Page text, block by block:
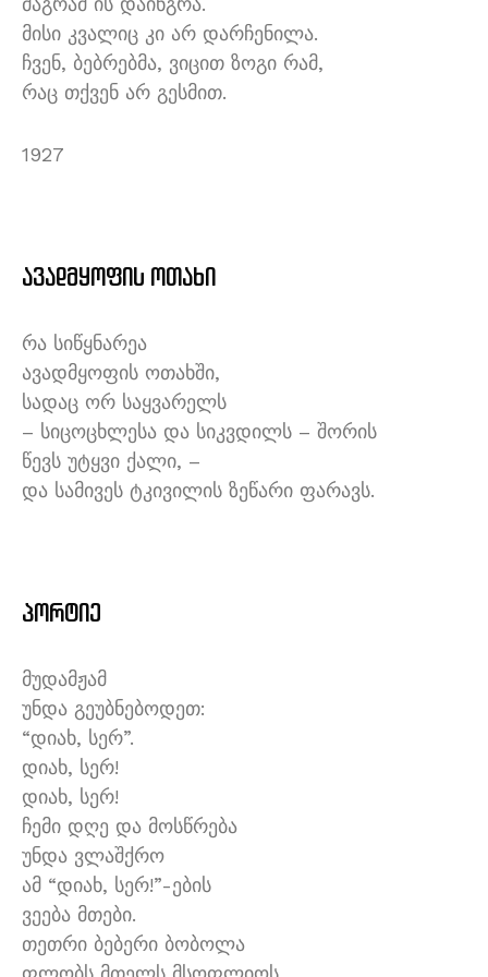
მისი კვალიც კი არ დარჩენილა.
ჩვენ, ბებრებმა, ვიცით ზოგი რამ,
რაც თქვენ არ გესმით.
1927
ავადმყოფის ოთახი
რა სიწყნარეა
ავადმყოფის ოთახში,
სადაც ორ საყვარელს
– სიცოცხლესა და სიკვდილს ­– შორის
წევს უტყვი ქალი, –
და სამივეს ტკივილის ზეწარი ფარავს.
პორტიე
მუდამჟამ
უნდა გეუბნებოდეთ:
“დიახ, სერ”.
დიახ, სერ!
დიახ, სერ!
ჩემი დღე და მოსწრება
უნდა ვლაშქრო
ამ “დიახ, სერ!”-ების
ვეება მთები.
თეთრი ბებერი ბობოლა